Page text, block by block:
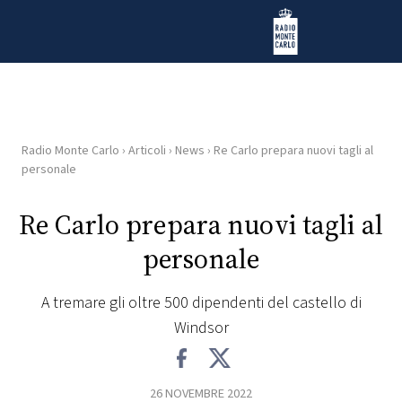
Radio Monte Carlo
HOME
RADIO
Radio Monte Carlo › Articoli › News › Re Carlo prepara nuovi tagli al
personale
Re Carlo prepara nuovi tagli al
personale
A tremare gli oltre 500 dipendenti del castello di
Windsor
26 NOVEMBRE 2022